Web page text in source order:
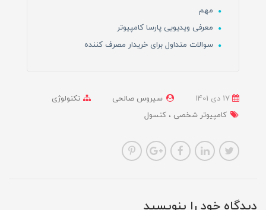
مهم
معرفی ویدیویی پارسا کامپیوتر
سوالات متداول برای خریدار مصرف کننده
سیروس صالحی
تکنولوژی
کامپیوتر شخصی
کنسول
دیدگاه خود را بنویسید